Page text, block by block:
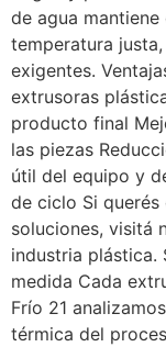
de agua
temperatura
exigentes.
extrusoras
producto final
las piezas
útil del equipo y
de ciclo Si
soluciones, visitá
industria plástica.
medida Cada
Frío 21
térmica del